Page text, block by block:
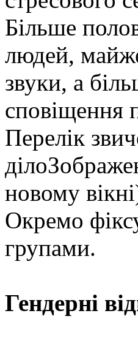
Більше
людей,
звуки, а
сповіщення
Перелік
новому
Окремо
групами.
Гендерні